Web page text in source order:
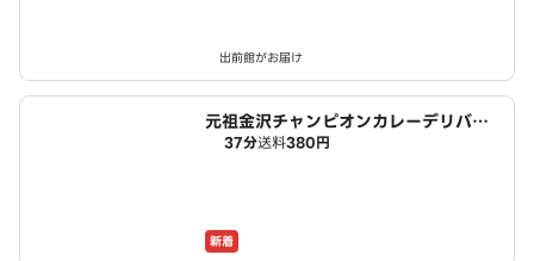
出前館がお届け
元祖金沢チャンピオンカレーデリバリ
ー 刈谷店
37分送料380円
新着